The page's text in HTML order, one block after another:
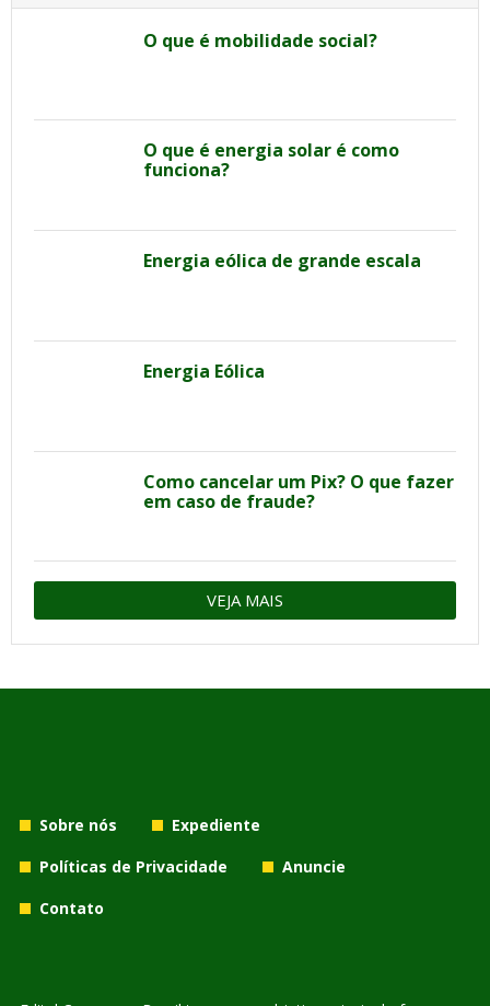
O que é mobilidade social?
O que é energia solar é como
funciona?
Energia eólica de grande escala
Energia Eólica
Como cancelar um Pix? O que fazer
em caso de fraude?
VEJA MAIS
Sobre nós
Expediente
Políticas de Privacidade
Anuncie
Contato